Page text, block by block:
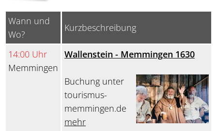
Wann und
Wo?
Kurzbeschreibung
14:00 Uhr
Memmingen
Wallenstein - Memmingen 1630
Buchung unter
tourismus-
memmingen.de
mehr